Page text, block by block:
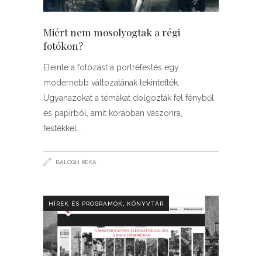
Miért nem mosolyogtak a régi
fotókon?
Eleinte a fotózást a portréfestés egy
modernebb változatának tekintették.
Ugyanazokat a témákat dolgozták fel fényből
és papírból, amit korábban vászonra,
festékkel.
BALOGH RÉKA
HÍREK ÉS PROGRAMOK KÖNYVTÁR